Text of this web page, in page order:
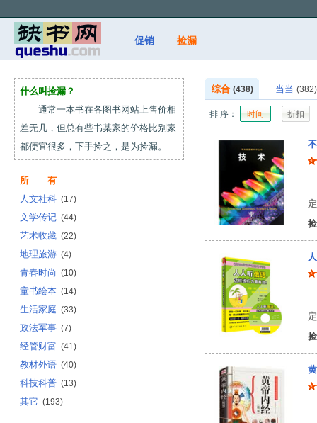
促销 捡漏
什么叫捡漏？
通常一本书在各图书网站上售价相
差无几，但总有些书某家的价格比别家
都便宜很多，下手捡之，是为捡漏。
所 有
人文社科 (17)
文学传记 (44)
艺术收藏 (22)
地理旅游 (4)
青春时尚 (10)
童书绘本 (14)
生活家庭 (33)
政法军事 (7)
经管财富 (41)
教材外语 (40)
科技科普 (13)
其它 (193)
综合 (438) 当当 (382)
排 序： 时间 折扣